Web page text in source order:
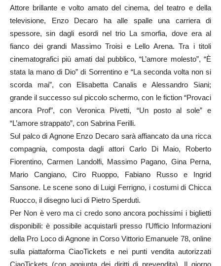
Attore brillante e volto amato del cinema, del teatro e della
televisione, Enzo Decaro ha alle spalle una carriera di
spessore, sin dagli esordi nel trio La smorfia, dove era al
fianco dei grandi Massimo Troisi e Lello Arena. Tra i titoli
cinematografici più amati dal pubblico, “L’amore molesto”, “È
stata la mano di Dio” di Sorrentino e “La seconda volta non si
scorda mai”, con Elisabetta Canalis e Alessandro Siani;
grande il successo sul piccolo schermo, con le fiction “Provaci
ancora Prof”, con Veronica Pivetti, “Un posto al sole” e
“L’amore strappato”, con Sabrina Ferilli.
Sul palco di Agnone Enzo Decaro sarà affiancato da una ricca
compagnia, composta dagli attori Carlo Di Maio, Roberto
Fiorentino, Carmen Landolfi, Massimo Pagano, Gina Perna,
Mario Cangiano, Ciro Ruoppo, Fabiano Russo e Ingrid
Sansone. Le scene sono di Luigi Ferrigno, i costumi di Chicca
Ruocco, il disegno luci di Pietro Sperduti.
Per Non è vero ma ci credo sono ancora pochissimi i biglietti
disponibili: è possibile acquistarli presso l’Ufficio Informazioni
della Pro Loco di Agnone in Corso Vittorio Emanuele 78, online
sulla piattaforma CiaoTickets e nei punti vendita autorizzati